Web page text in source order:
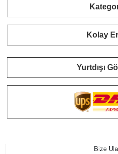
Kolay
Yurtdışı
Bize